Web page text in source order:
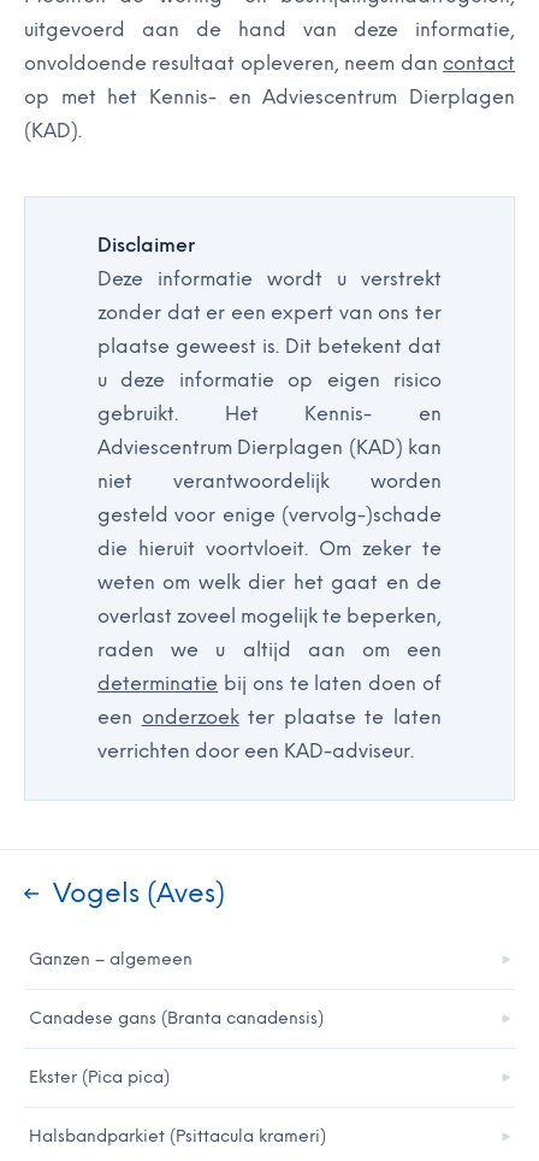
Vogels (Aves)
Ganzen – algemeen
Canadese gans (Branta canadensis)
Ekster (Pica pica)
Halsbandparkiet (Psittacula krameri)
uitgevoerd aan de hand van deze informatie,
onvoldoende resultaat opleveren, neem dan contact
op met het Kennis- en Adviescentrum Dierplagen
(KAD).
Disclaimer
Deze informatie wordt u verstrekt
zonder dat er een expert van ons ter
plaatse geweest is. Dit betekent dat
u deze informatie op eigen risico
gebruikt. Het Kennis- en
Adviescentrum Dierplagen (KAD) kan
niet verantwoordelijk worden
gesteld voor enige (vervolg-)schade
die hieruit voortvloeit. Om zeker te
weten om welk dier het gaat en de
overlast zoveel mogelijk te beperken,
raden we u altijd aan om een
determinatie bij ons te laten doen of
een onderzoekter plaatse te laten
verrichten door een KAD-adviseur.